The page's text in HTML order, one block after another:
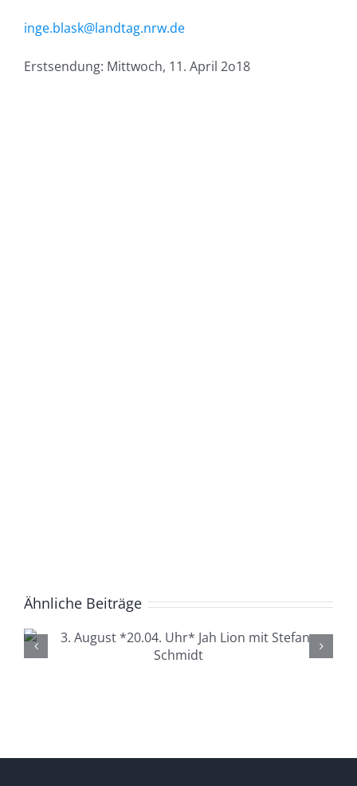
inge.blask@landtag.nrw.de
Erstsendung: Mittwoch, 11. April 2o18
Ähnliche Beiträge
4. August *20.04. Uhr*
Lüdenscheid Live mit Ingo